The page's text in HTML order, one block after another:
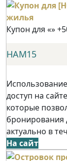
Купон для «»
НАМ15
доступ на
которые
бронирования
актуально в
На сайт